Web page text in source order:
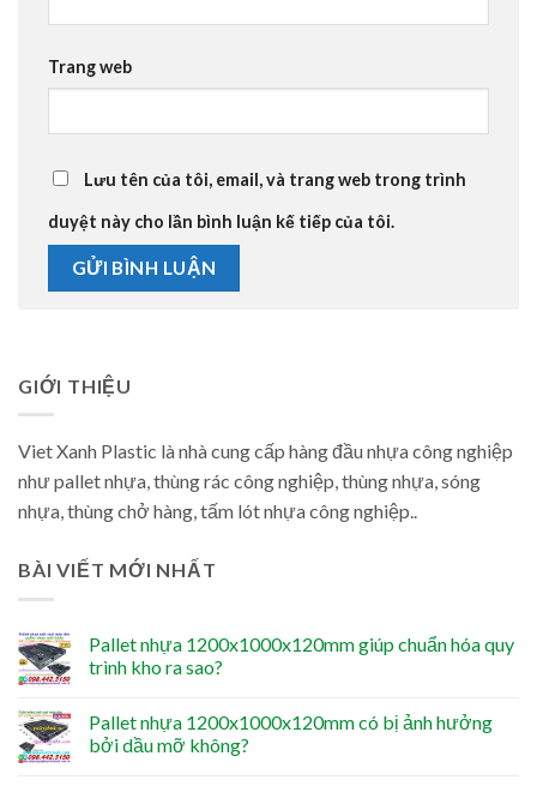
Trang web
Lưu tên của tôi, email, và trang web trong trình
duyệt này cho lần bình luận kế tiếp của tôi.
GIỚI THIỆU
Viet Xanh Plastic là nhà cung cấp hàng đầu nhựa công nghiệp
như pallet nhựa, thùng rác công nghiệp, thùng nhựa, sóng
nhựa, thùng chở hàng, tấm lót nhựa công nghiệp..
BÀI VIẾT MỚI NHẤT
Pallet nhựa 1200x1000x120mm giúp chuẩn hóa quy
trình kho ra sao?
Pallet nhựa 1200x1000x120mm có bị ảnh hưởng
bởi dầu mỡ không?